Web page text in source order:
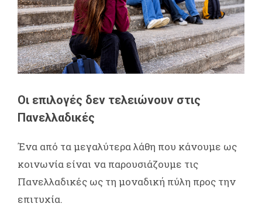
Οι επιλογές δεν τελειώνουν στις
Πανελλαδικές
Ένα από τα μεγαλύτερα λάθη που κάνουμε ως
κοινωνία είναι να παρουσιάζουμε τις
Πανελλαδικές ως τη μοναδική πύλη προς την
επιτυχία.